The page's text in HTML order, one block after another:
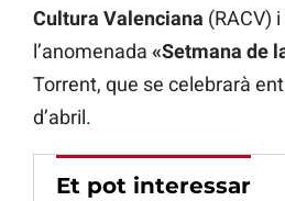
Cultura Valenciana (RACV) i
l’anomenada «Setmana de
Torrent, que se celebrarà
d’abril.
Et pot interessar